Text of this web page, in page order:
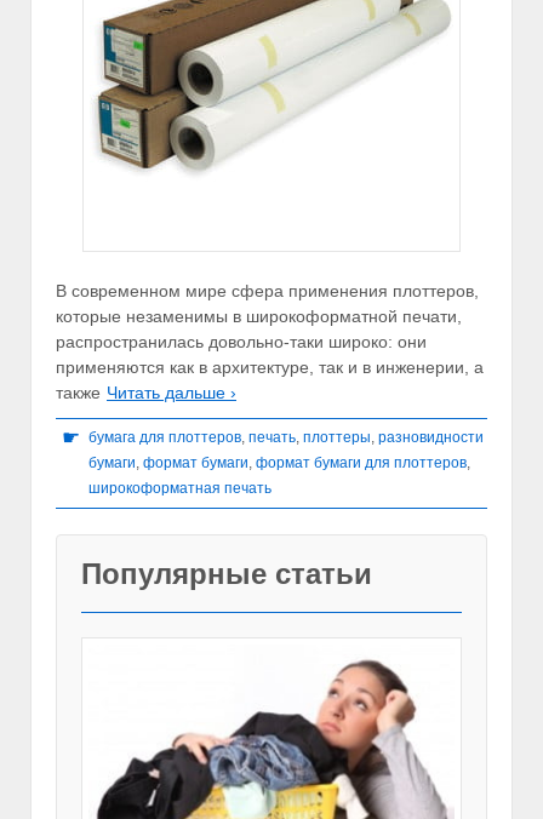
В современном мире сфера применения плоттеров,
которые незаменимы в широкоформатной печати,
распространилась довольно-таки широко: они
применяются как в архитектуре, так и в инженерии, а
также Читать дальше ›
☛ бумага для плоттеров, печать, плоттеры, разновидности
бумаги, формат бумаги, формат бумаги для плоттеров,
широкоформатная печать
Популярные статьи